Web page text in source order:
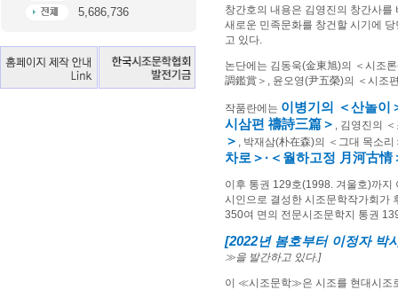
5,686,736
창간호의 내용은 김영진의 창간사를
새로운 민족문화를 창건할 시기에
고 있다.
논단에는 김동욱(金東旭)의 ＜ 시조론
調鑑賞 ＞ , 윤오영(尹五榮)의 ＜ 시조
작품란에는 이병기의 ＜산놀이
시삼편 禱詩三篇＞ , 김영진의 ＜
＞ , 박재삼(朴在森)의 ＜ 그대 목소리
차로 ＞ · ＜ 월하고정 月河古情
이후 통권 129호(1998. 겨울호)까지
시인으로 결성한 시조문학작가회가
350여 면의 전문시조문학지 통권
[2022년 봄호부터 이정자 박
≫을 발간하고 있다.]
이 ≪시조문학≫은 시조를 현대시조